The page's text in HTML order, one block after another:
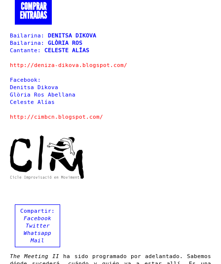
COMPRAR
ENTRADAS
Bailarina: DENITSA DIKOVA
Bailarina: GLÒRIA ROS
Cantante: CELESTE ALÍAS
http://deniza-dikova.blogspot.com/
Facebook:
Denitsa Dikova
Glòria Ros Abellana
Celeste Alías
http://cimbcn.blogspot.com/
Compartir:
Facebook
Twitter
Whatsapp
Mail
The Meeting II ha sido programado por adelantado. Sabemos